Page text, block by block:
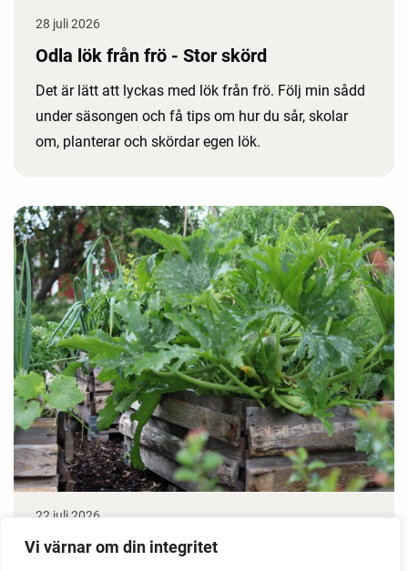
Vi värnar om din integritet
28 juli 2026
Odla lök från frö - Stor skörd
Det är lätt att lyckas med lök från frö. Följ min sådd
under säsongen och få tips om hur du sår, skolar
om, planterar och skördar egen lök.
22 juli 2026
Odla stora växter på liten plats